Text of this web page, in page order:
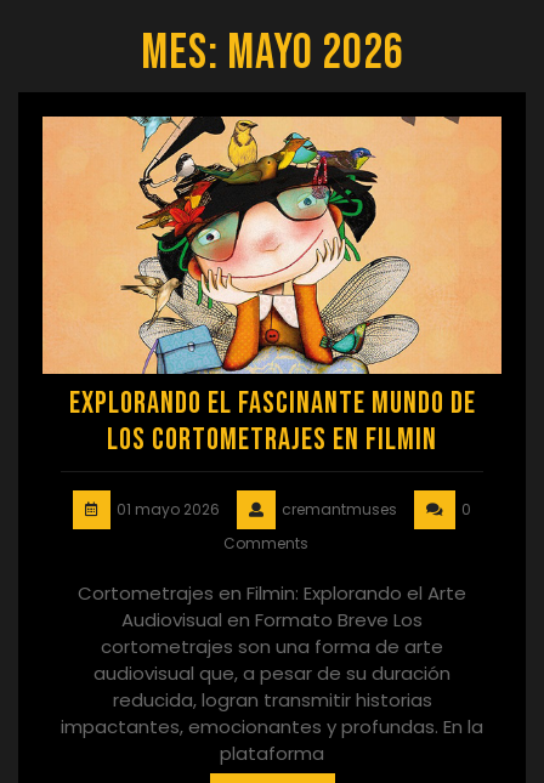
Mes: mayo 2026
Explorando el Fascinante Mundo de
los Cortometrajes en Filmin
01 mayo 2026 cremantmuses
0
Comments
Cortometrajes en Filmin: Explorando el Arte
Audiovisual en Formato Breve Los
cortometrajes son una forma de arte
audiovisual que, a pesar de su duración
reducida, logran transmitir historias
impactantes, emocionantes y profundas. En la
plataforma